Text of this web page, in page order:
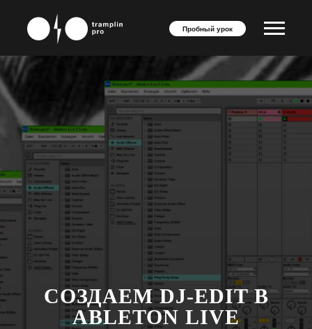
Пробный урок
СОЗДАЕМ DJ-EDIT В
ABLETON LIVE